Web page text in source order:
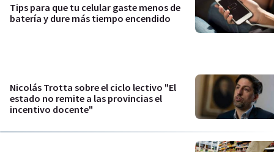
Tips para que tu celular gaste menos de
batería y dure más tiempo encendido
Nicolás Trotta sobre el ciclo lectivo "El
estado no remite a las provincias el
incentivo docente"